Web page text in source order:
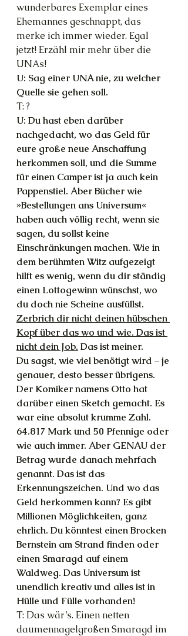
wunderbares Exemplar eines
Ehemannes geschnappt, das
merke ich immer wieder. Egal
jetzt! Erzähl mir mehr über die
UNAs!
U: Sag einer UNA nie, zu welcher
Quelle sie gehen soll.
T: ?
U: Du hast eben darüber
nachgedacht, wo das Geld für
eure große neue Anschaffung
herkommen soll, und die Summe
für einen Camper ist ja auch kein
Pappenstiel. Aber Bücher wie
»Bestellungen ans Universum«
haben auch völlig recht, wenn sie
sagen, du sollst keine
Einschränkungen machen. Wie in
dem berühmten Witz aufgezeigt
hilft es wenig, wenn du dir ständig
einen Lottogewinn wünschst, wo
du doch nie Scheine ausfüllst.
Zerbrich dir nicht deinen hübschen
Kopf über das wo und wie. Das ist
nicht dein Job. Das ist meiner.
Du sagst, wie viel benötigt wird – je
genauer, desto besser übrigens.
Der Komiker namens Otto hat
darüber einen Sketch gemacht. Es
war eine absolut krumme Zahl.
64.817 Mark und 50 Pfennige oder
wie auch immer. Aber GENAU der
Betrag wurde danach mehrfach
genannt. Das ist das
Erkennungszeichen. Und wo das
Geld herkommen kann? Es gibt
Millionen Möglichkeiten, ganz
ehrlich. Du könntest einen Brocken
Bernstein am Strand finden oder
einen Smaragd auf einem
Waldweg. Das Universum ist
unendlich kreativ und alles ist in
Hülle und Fülle vorhanden!
T: Das wär’s. Einen netten
daumennagelgroßen Smaragd im